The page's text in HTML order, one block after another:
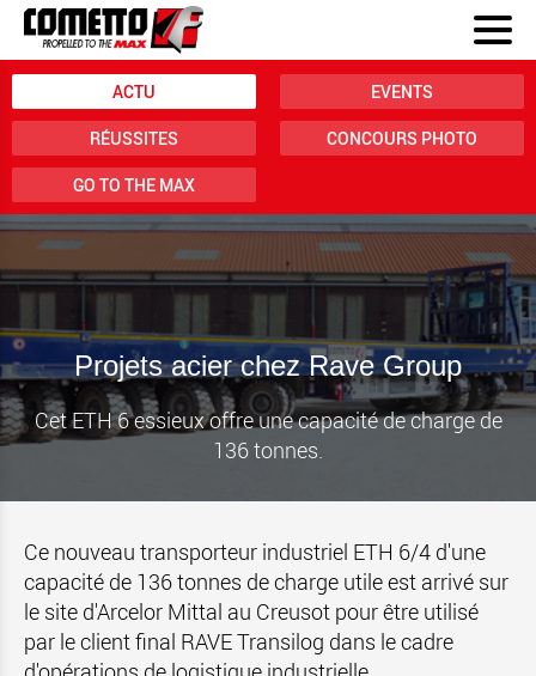
ACTU EVENTS
RÉUSSITES CONCOURS PHOTO
GO TO THE MAX
Projets acier chez Rave Group
Cet ETH 6 essieux offre une capacité de charge de
136 tonnes.
Ce nouveau transporteur industriel ETH 6/4 d'une
capacité de 136 tonnes de charge utile est arrivé sur
le site d'Arcelor Mittal au Creusot pour être utilisé
par le client final RAVE Transilog dans le cadre